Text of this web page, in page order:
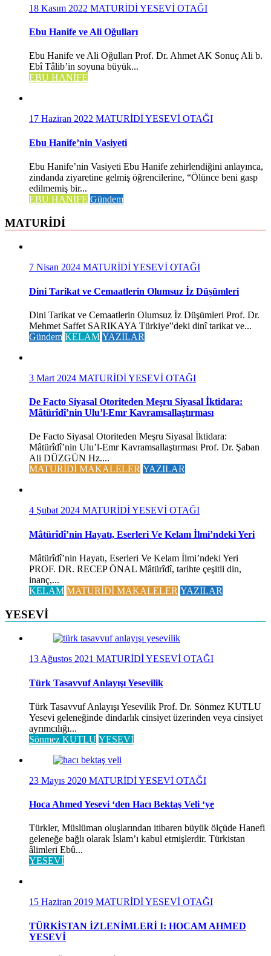
18 Kasım 2022 MATURİDİ YESEVİ OTAĞI
Ebu Hanife ve Ali Oğulları
Ebu Hanife ve Ali Oğulları Prof. Dr. Ahmet AK Sonuç Ali b.
Ebî Tâlib’in soyuna büyük...
EBU HANİFE
17 Haziran 2022 MATURİDİ YESEVİ OTAĞI
Ebu Hanife’nin Vasiyeti
Ebu Hanife’nin Vasiyeti Ebu Hanife zehirlendiğini anlayınca,
zindanda ziyaretine gelmiş öğrencilerine, “Ölünce beni gasp
edilmemiş bir...
EBU HANİFE Gündem
MATURİDİ
7 Nisan 2024 MATURİDİ YESEVİ OTAĞI
Dini Tarikat ve Cemaatlerin Olumsuz İz Düşümleri
Dini Tarikat ve Cemaatlerin Olumsuz İz Düşümleri Prof. Dr.
Mehmet Saffet SARIKAYA Türkiye‟deki dinî tarikat ve...
Gündem KELAM YAZILAR
3 Mart 2024 MATURİDİ YESEVİ OTAĞI
De Facto Siyasal Otoriteden Meşru Siyasal İktidara:
Mâtürîdî’nin Ulu’l-Emr Kavramsallaştırması
De Facto Siyasal Otoriteden Meşru Siyasal İktidara:
Mâtürîdî’nin Ulu’l-Emr Kavramsallaştırması Prof. Dr. Şaban
Ali DÜZGÜN Hz....
MATURİDİ MAKALELER YAZILAR
4 Şubat 2024 MATURİDİ YESEVİ OTAĞI
Mâtürîdî’nin Hayatı, Eserleri Ve Kelam İlmi’ndeki Yeri
Mâtürîdî’nin Hayatı, Eserleri Ve Kelam İlmi’ndeki Yeri
PROF. DR. RECEP ÖNAL Mâtürîdî, tarihte çeşitli din,
inanç,...
KELAM MATURİDİ MAKALELER YAZILAR
YESEVİ
13 Ağustos 2021 MATURİDİ YESEVİ OTAĞI
Türk Tasavvuf Anlayışı Yesevilik
Türk Tasavvuf Anlayışı Yesevilik Prof. Dr. Sönmez KUTLU
Yesevi geleneğinde dindarlık cinsiyet üzerinden veya cinsiyet
ayrımcılığı...
Sönmez KUTLU YESEVİ
23 Mayıs 2020 MATURİDİ YESEVİ OTAĞI
Hoca Ahmed Yesevi ‘den Hacı Bektaş Veli ‘ye
Türkler, Müslüman oluşlarından itibaren büyük ölçüde Hanefi
geleneğe bağlı olarak İslam’ı kabul etmişlerdir. Türkistan
âlimleri Ebû...
YESEVİ
15 Haziran 2019 MATURİDİ YESEVİ OTAĞI
TÜRKİSTAN İZLENİMLERİ I: HOCAM AHMED
YESEVİ